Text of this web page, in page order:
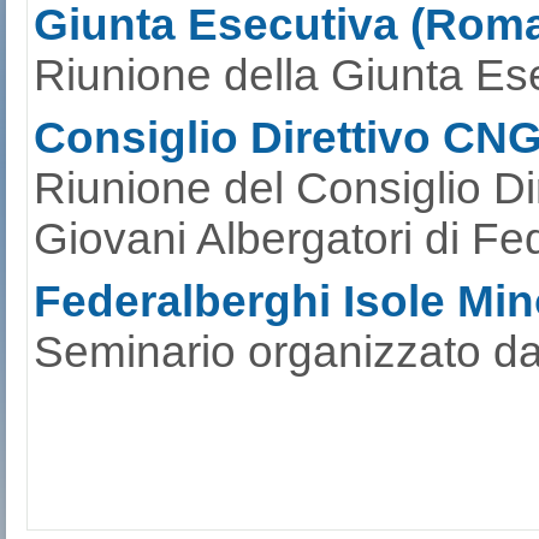
problema, che spesso
introduce nuovi reati e
amministrative in
origine, denominazioni
bufalina, prevedendo
e tracciabilità lungo
con Incipit consulting e
Bilaterale Nazionale del
Giunta Esecutiva
Riunione della Giunta
Consiglio Direttivo
Riunione del Consiglio
Giovani Albergatori di
Federalberghi Isole
Seminario organizzato